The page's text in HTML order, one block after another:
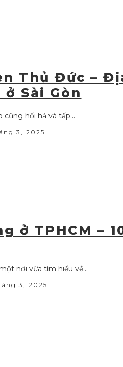
Thủ Đức –
Sài Gòn
cũng hối hả và tấp...
3, 2025
ở TPHCM –
nơi vừa tìm hiểu về...
3, 2025